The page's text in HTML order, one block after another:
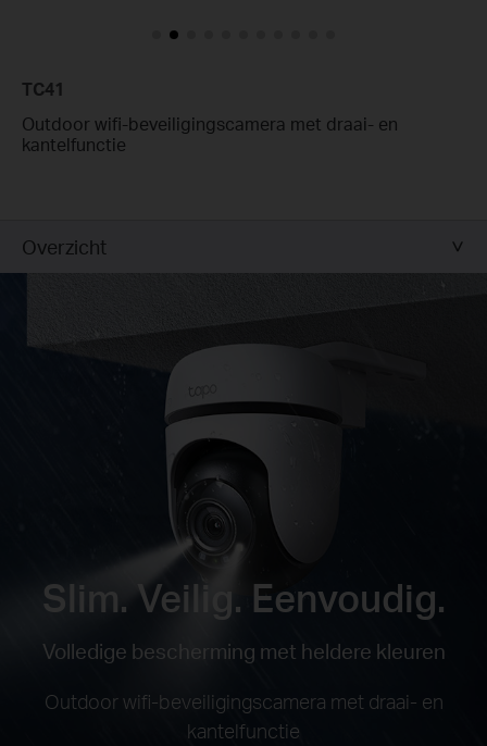
TC41
Outdoor wifi-beveiligingscamera met draai- en
kantelfunctie
Overzicht
Slim. Veilig. Eenvoudig.
Volledige bescherming met heldere kleuren
Outdoor wifi-beveiligingscamera met draai- en
kantelfunctie